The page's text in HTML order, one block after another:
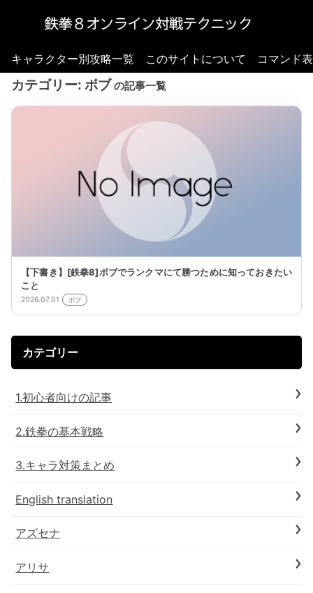
キャラクター別攻略一覧 このサイトについて コマンド
カテゴリー: ボブ の記事一覧
【下書き】[鉄拳8]ボブでランクマにて勝つために知っておきたい
こと
2026.07.01 ボブ
カテゴリー
1.初心者向けの記事
2.鉄拳の基本戦略
3.キャラ対策まとめ
English translation
アズセナ
アリサ